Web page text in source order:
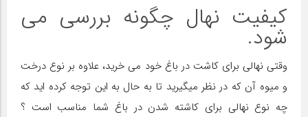
کیفیت نهال چگونه بررسی می
شود.
وقتی نهالی برای کاشت در باغ خود می خرید، علاوه بر نوع درخت
و میوه آن که در نظر میگیرید تا به حال به این توجه کرده اید که
چه نوع نهالی برای کاشته شدن در باغ شما مناسب است ؟